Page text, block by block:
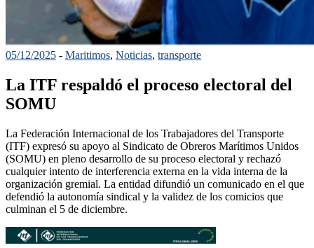
05/12/2025 - Maritimos, Noticias, transporte
La ITF respaldó el proceso electoral del
SOMU
La Federación Internacional de los Trabajadores del Transporte
(ITF) expresó su apoyo al Sindicato de Obreros Marítimos Unidos
(SOMU) en pleno desarrollo de su proceso electoral y rechazó
cualquier intento de interferencia externa en la vida interna de la
organización gremial. La entidad difundió un comunicado en el que
defendió la autonomía sindical y la validez de los comicios que
culminan el 5 de diciembre.